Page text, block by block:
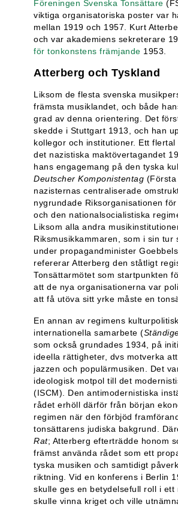
Föreningen Svenska Tonsättare
viktiga organisatoriska poster var
mellan 1919 och 1957. Kurt
och var akademiens sekreterare
för tonkonstens främjande 1953.
Atterberg och Tyskland
Liksom de flesta svenska
främsta musiklandet, och både
grad av denna orientering. Det
skedde i Stuttgart 1913, och han
kollegor och institutioner. Ett
det nazistiska maktövertagandet
hans engagemang på den tyska
Deutscher Komponistentag
nazisternas centraliserade
nygrundade Riksorganisationen
och den nationalsocialistiska
Liksom alla andra
Riksmusikkammaren, som i sin
under propagandminister
refererar Atterberg den ståtligt
Tonsättarmötet som startpunkten
att de nya organisationerna var
att få utöva sitt yrke måste en
En annan av regimens
internationella samarbete (
som också grundades 1934, på
ideella rättigheter, dvs motverka
jazzen och populärmusiken. Det
ideologisk motpol till det
(ISCM). Den antimodernistiska
rådet erhöll därför från början
regimen när den förbjöd
tonsättarens judiska bakgrund.
Rat; Atterberg efterträdde honom
främst använda rådet som ett
tyska musiken och samtidigt
riktning. Vid en konferens i Berlin
skulle ges en betydelsefull roll i
skulle vinna kriget och ville